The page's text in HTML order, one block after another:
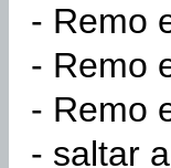
- Remo
- Remo
- Remo
- saltar